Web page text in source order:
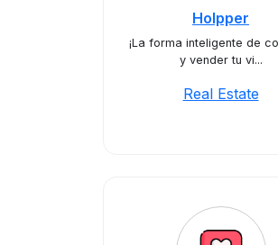
Holpper
¡La forma inteligente de
y vender tu vi...
Real Estate